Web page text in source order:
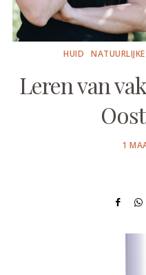
HUID
Leren van
1